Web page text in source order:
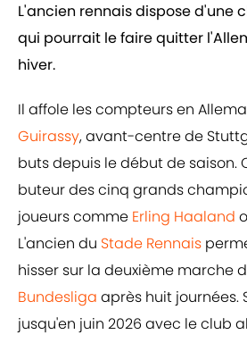
L'ancien rennais dispose d'une
qui pourrait le faire quitter
hiver.
Il affole les compteurs en
Guirassy, avant-centre de
buts depuis le début de saison.
buteur des cinq grands
joueurs comme Erling Haaland
L'ancien du Stade Rennais
hisser sur la deuxième marche
Bundesliga après huit journées.
jusqu'en juin 2026 avec le club